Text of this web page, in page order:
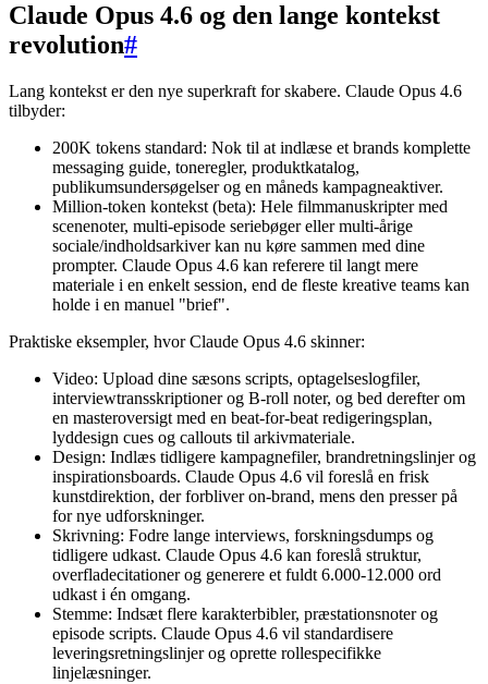
Claude Opus 4.6 og den lange kontekst
revolution#
Lang kontekst er den nye superkraft for skabere. Claude Opus 4.6
tilbyder:
200K tokens standard: Nok til at indlæse et brands komplette
messaging guide, toneregler, produktkatalog,
publikumsundersøgelser og en måneds kampagneaktiver.
Million-token kontekst (beta): Hele filmmanuskripter med
scenenoter, multi-episode seriebøger eller multi-årige
sociale/indholdsarkiver kan nu køre sammen med dine
prompter. Claude Opus 4.6 kan referere til langt mere
materiale i en enkelt session, end de fleste kreative teams kan
holde i en manuel "brief".
Praktiske eksempler, hvor Claude Opus 4.6 skinner:
Video: Upload dine sæsons scripts, optagelseslogfiler,
interviewtransskriptioner og B-roll noter, og bed derefter om
en masteroversigt med en beat-for-beat redigeringsplan,
lyddesign cues og callouts til arkivmateriale.
Design: Indlæs tidligere kampagnefiler, brandretningslinjer og
inspirationsboards. Claude Opus 4.6 vil foreslå en frisk
kunstdirektion, der forbliver on-brand, mens den presser på
for nye udforskninger.
Skrivning: Fodre lange interviews, forskningsdumps og
tidligere udkast. Claude Opus 4.6 kan foreslå struktur,
overfladecitationer og generere et fuldt 6.000-12.000 ord
udkast i én omgang.
Stemme: Indsæt flere karakterbibler, præstationsnoter og
episode scripts. Claude Opus 4.6 vil standardisere
leveringsretningslinjer og oprette rollespecifikke
linjelæsninger.